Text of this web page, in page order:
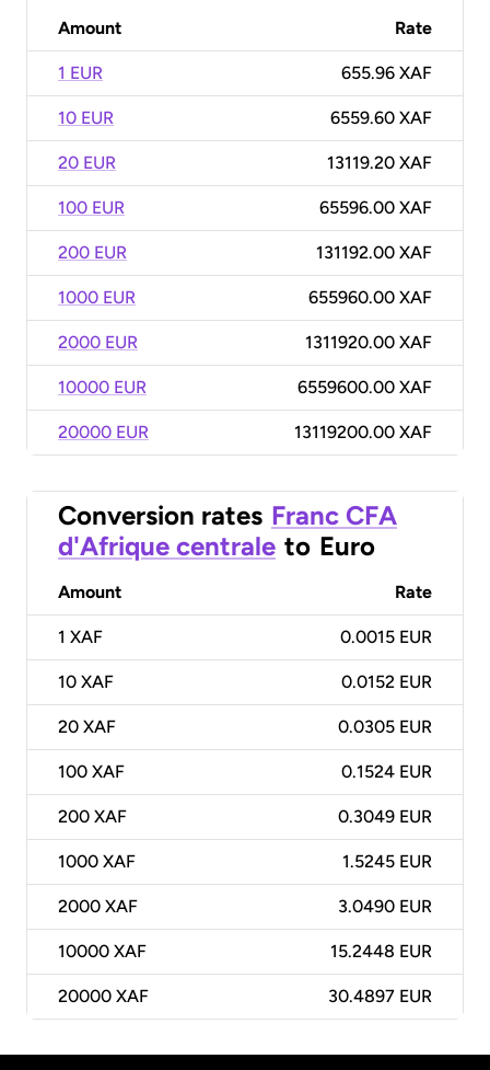
Amount Rate
1 EUR 655.96 XAF
10 EUR 6559.60 XAF
20 EUR 13119.20 XAF
100 EUR 65596.00 XAF
200 EUR 131192.00 XAF
1000 EUR 655960.00 XAF
2000 EUR 1311920.00 XAF
10000 EUR 6559600.00 XAF
20000 EUR 13119200.00 XAF
Conversion rates Franc CFA
d'Afrique centrale to Euro
Amount Rate
1 XAF 0.0015 EUR
10 XAF 0.0152 EUR
20 XAF 0.0305 EUR
100 XAF 0.1524 EUR
200 XAF 0.3049 EUR
1000 XAF 1.5245 EUR
2000 XAF 3.0490 EUR
10000 XAF 15.2448 EUR
20000 XAF 30.4897 EUR